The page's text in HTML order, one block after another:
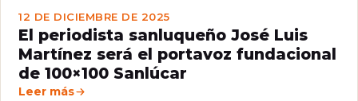
12 DE DICIEMBRE DE 2025
El periodista sanluqueño José Luis
Martínez será el portavoz fundacional
de 100×100 Sanlúcar
Leer más